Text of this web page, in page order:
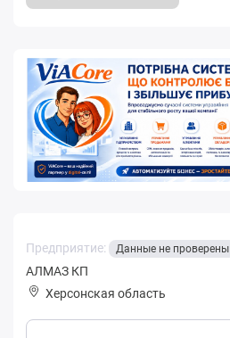
Предприятие: Данные не проверены
АЛМАЗ КП
Херсонская область